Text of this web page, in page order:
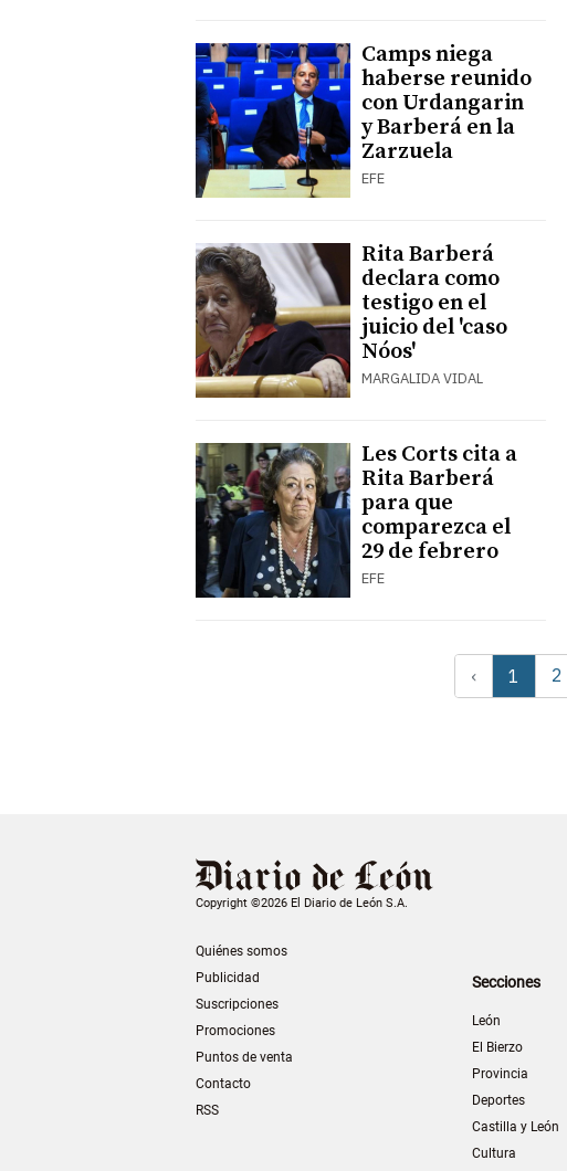
Camps niega
haberse reunido
con Urdangarin
y Barberá en la
Zarzuela
EFE
Rita Barberá
declara como
testigo en el
juicio del 'caso
Nóos'
MARGALIDA VIDAL
Les Corts cita a
Rita Barberá
para que
comparezca el
29 de febrero
EFE
‹ 1 2
Copyright ©2026 El Diario de León S.A.
Quiénes somos
Publicidad
Suscripciones
Promociones
Puntos de venta
Contacto
RSS
Secciones
León
El Bierzo
Provincia
Deportes
Castilla y León
Cultura